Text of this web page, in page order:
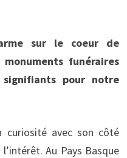
sur le coeur de
funéraires
pour notre
avec son côté
Au Pays Basque